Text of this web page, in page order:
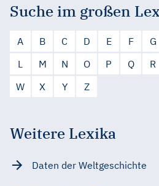
Suche im großen
A B C D E F G
L
M N O P Q R
W
X Y Z
Weitere Lexika
Daten der Weltgeschichte